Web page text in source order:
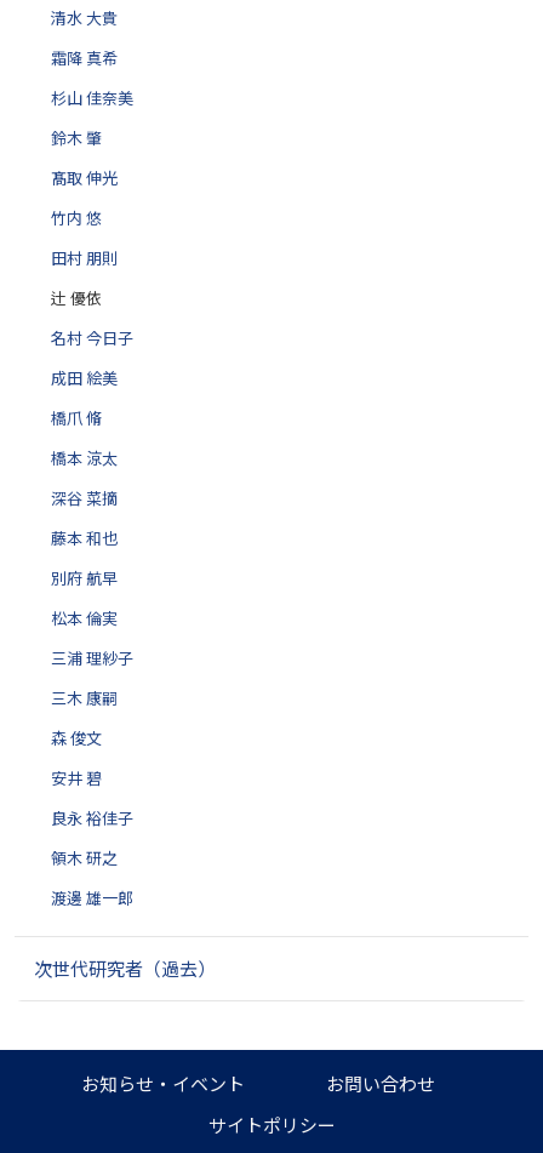
清水 大貴
霜降 真希
杉山 佳奈美
鈴木 肇
髙取 伸光
竹内 悠
田村 朋則
辻 優依
名村 今日子
成田 絵美
橋爪 脩
橋本 涼太
深谷 菜摘
藤本 和也
別府 航早
松本 倫実
三浦 理紗子
三木 康嗣
森 俊文
安井 碧
良永 裕佳子
領木 研之
渡邊 雄一郎
次世代研究者（過去）
お知らせ・イベント
お問い合わせ
サイトポリシー